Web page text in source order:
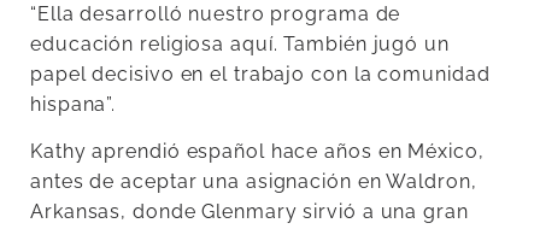
“Ella desarrolló nuestro programa de
educación religiosa aquí. También jugó un
papel decisivo en el trabajo con la comunidad
hispana”.
Kathy aprendió español hace años en México,
antes de aceptar una asignación en Waldron,
Arkansas, donde Glenmary sirvió a una gran